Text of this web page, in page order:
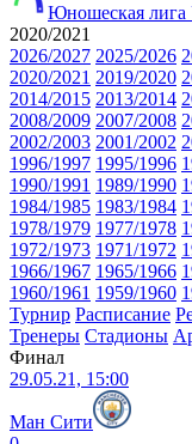
Юношеская
2020/2021
2026/2027 2025/2026
2020/2021 2019/2020
2014/2015 2013/2014
2008/2009 2007/2008
2002/2003 2001/2002
1996/1997 1995/1996
1990/1991 1989/1990
1984/1985 1983/1984
1978/1979 1977/1978
1972/1973 1971/1972
1966/1967 1965/1966
1960/1961 1959/1960
Турнир Расписание
Тренеры Стадионы
Финал
29.05.21, 15:00
Ман Сити